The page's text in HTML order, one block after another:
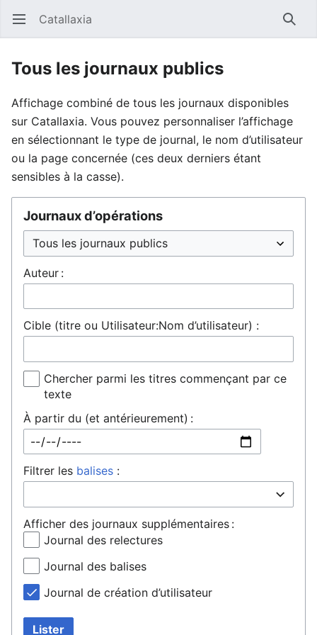
Ouvrir le menu principal Catallaxia
Tous les journaux publics
Affichage combiné de tous les journaux disponibles
sur Catallaxia. Vous pouvez personnaliser l’affichage
en sélectionnant le type de journal, le nom d’utilisateur
ou la page concernée (ces deux derniers étant
sensibles à la casse).
Journaux d’opérations
Auteur :
Cible (titre ou Utilisateur:Nom d’utilisateur) :
Chercher parmi les titres commençant par ce
texte
À partir du (et antérieurement) :
Filtrer les balises :
Afficher des journaux supplémentaires :
Journal des relectures
Journal des balises
Journal de création d’utilisateur
Lister